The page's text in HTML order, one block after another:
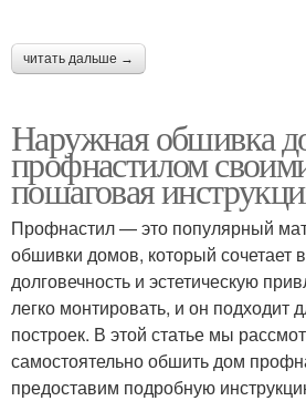
читать дальше →
Наружная обшивка
профнастилом
пошаговая
Профнастил — это популярный
обшивки домов, который сочетает
долговечность и эстетическую
легко монтировать, и он подходит
построек. В этой статье мы
самостоятельно обшить дом
предоставим подробную